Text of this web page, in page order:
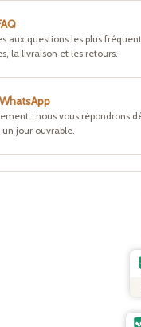
aux questions les plus
la livraison et les retours.
: nous vous répondrons
jour ouvrable.